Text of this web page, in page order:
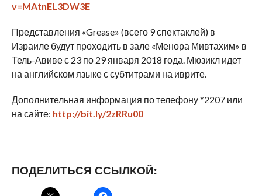
v=MAtnEL3DW3E
Представления «Grease» (всего 9 спектаклей) в
Израиле будут проходить в зале «Менора Мивтахим» в
Тель-Авиве с 23 по 29 января 2018 года. Мюзикл идет
на английском языке с субтитрами на иврите.
Дополнительная информация по телефону *2207 или
на сайте: http://bit.ly/2zRRu00
ПОДЕЛИТЬСЯ ССЫЛКОЙ: